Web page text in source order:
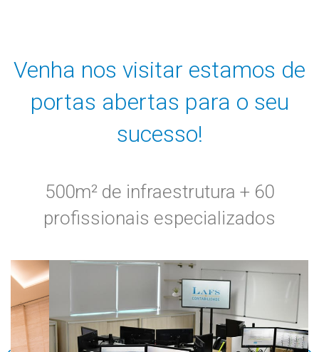
Venha nos visitar estamos de
portas abertas para o seu
sucesso!
500m² de infraestrutura + 60
profissionais especializados